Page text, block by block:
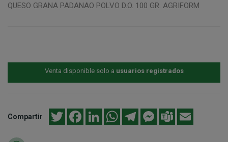
QUESO GRANA PADANAO POLVO D.O. 100 GR. AGRIFORM
Venta disponible solo a usuarios registrados
Compartir Twitter FacebookLinkedInWhatsAppTelegramMessenger
Teams